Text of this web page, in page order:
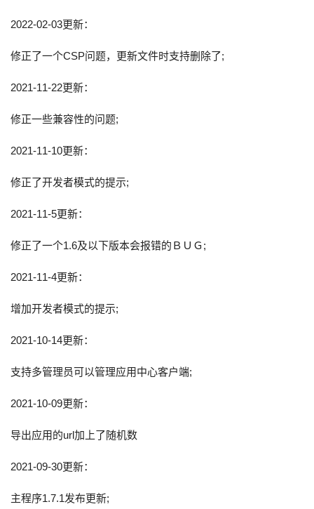
2022-02-03更新：
修正了一个CSP问题，更新文件时支持删除了;
2021-11-22更新：
修正一些兼容性的问题;
2021-11-10更新：
修正了开发者模式的提示;
2021-11-5更新：
修正了一个1.6及以下版本会报错的ＢＵＧ;
2021-11-4更新：
增加开发者模式的提示;
2021-10-14更新：
支持多管理员可以管理应用中心客户端;
2021-10-09更新：
导出应用的url加上了随机数
2021-09-30更新：
主程序1.7.1发布更新;